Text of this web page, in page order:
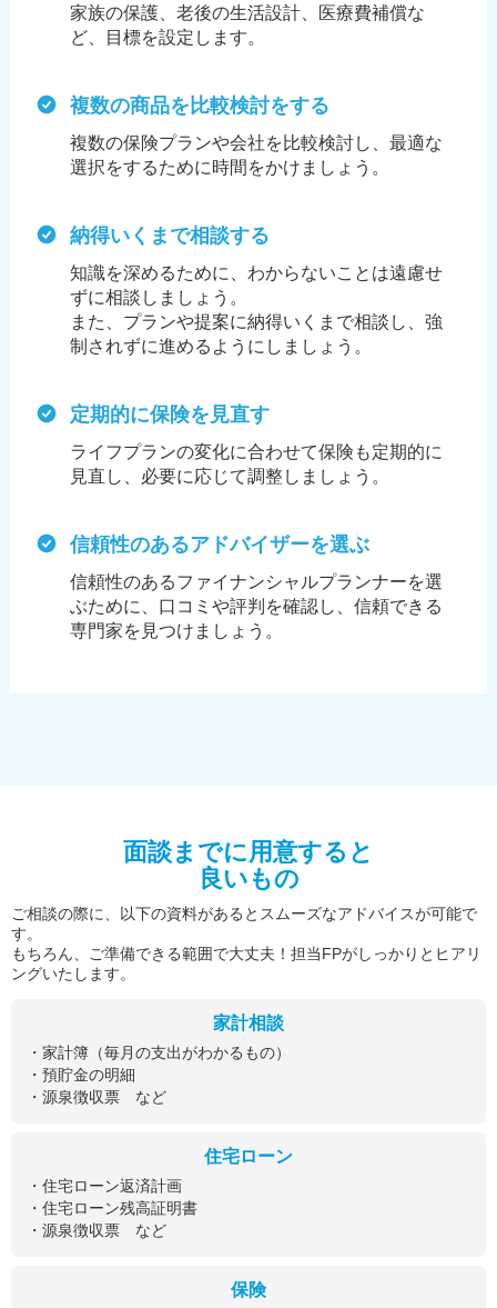
家族の保護、老後の生活設計、医療費補償な
ど、目標を設定します。
複数の商品を比較検討をする
複数の保険プランや会社を比較検討し、最適な
選択をするために時間をかけましょう。
納得いくまで相談する
知識を深めるために、わからないことは遠慮せ
ずに相談しましょう。
また、プランや提案に納得いくまで相談し、強
制されずに進めるようにしましょう。
定期的に保険を見直す
ライフプランの変化に合わせて保険も定期的に
見直し、必要に応じて調整しましょう。
信頼性のあるアドバイザーを選ぶ
信頼性のあるファイナンシャルプランナーを選
ぶために、 口コミや評判を確認し、信頼できる
専門家を見つけましょう。
面談までに用意すると
良いもの
ご相談の際に、以下の資料があるとスムーズなアドバイスが可能で
す。
もちろん、ご準備できる範囲で大丈夫！担当FPがしっかりとヒアリ
ングいたします。
家計相談
・家計簿（毎月の支出がわかるもの）
・預貯金の明細
・源泉徴収票 など
住宅ローン
・住宅ローン返済計画
・住宅ローン残高証明書
・源泉徴収票 など
保険